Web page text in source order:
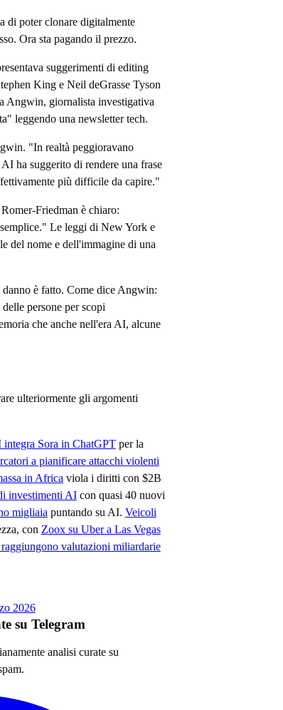
di poter clonare digitalmente
Ora sta pagando il prezzo.
suggerimenti di editing
King e Neil deGrasse Tyson
Angwin, giornalista investigativa
leggendo una newsletter tech.
"In realtà peggioravano
ha suggerito di rendere una frase
più difficile da capire."
Friedman è chiaro:
Le leggi di New York e
del nome e dell'immagine di una
è fatto. Come dice Angwin:
persone per scopi
che anche nell'era AI, alcune
ulteriormente gli argomenti
Sora in ChatGPTper la
a pianificare attacchi violenti
in Africa viola i diritti con $2B
investimenti AIcon quasi 40 nuovi
migliaia puntando su AI. Veicoli
con Zoox su Uber a Las Vegas
raggiungono valutazioni miliardarie
2026
su Telegram
analisi curate su